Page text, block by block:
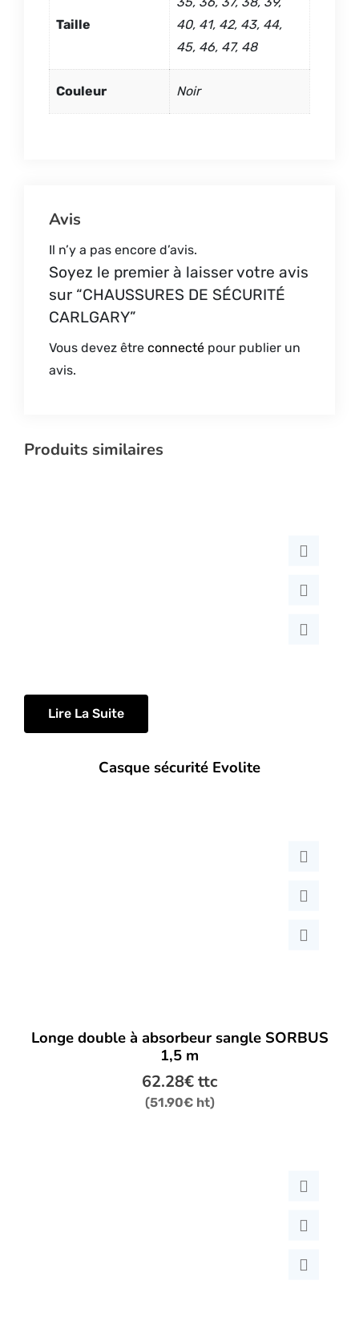
Taille
40, 41, 42, 43, 44,
45, 46, 47, 48
Couleur Noir
Avis
Il n’y a pas encore d’avis.
Soyez le premier à laisser votre avis
sur “CHAUSSURES DE SÉCURITÉ
CARLGARY”
Vous devez être connecté pour publier un
avis.
Produits similaires
Lire La Suite
Casque sécurité Evolite
Longe double à absorbeur sangle SORBUS
1,5 m
62.28€ttc
(51.90€ht)